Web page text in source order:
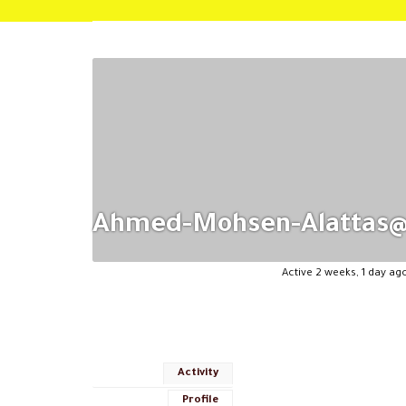
@ahmed-
Active 2 weeks, 1 day
Activity
Profile